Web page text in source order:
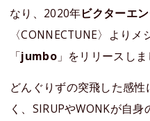
なり、2020年ビクターエ
〈CONNECTUNE〉より
「jumbo」をリリースしま
どんぐりずの突飛した感
く、SIRUPやWONKが自